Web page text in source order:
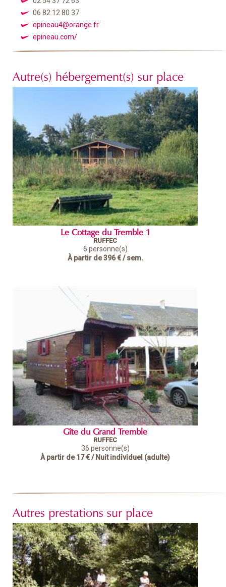
06 82 12 80 37
epineau4@orange.fr
epineau.com/
Autre(s) hébergement(s) sur place
Le Cottage du Tremble 1
RUFFEC
6 personne(s)
À partir de396 €/ sem.
Gîte du Grand Tremble
RUFFEC
36 personne(s)
À partir de17 €/ Nuit individuel (adulte)
Autres prestations sur place